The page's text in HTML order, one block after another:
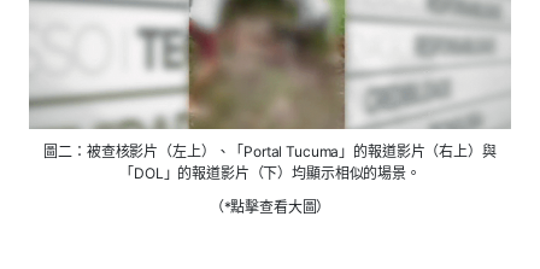
圖二：被查核影片（左上）、「Portal Tucuma」的報道影片（右上）與
「DOL」的報道影片（下）均顯示相似的場景。
（*點擊查看大圖）